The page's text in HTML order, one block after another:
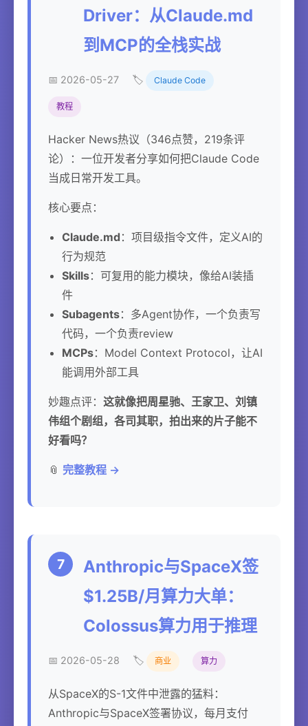
Driver：从Claude.md
到MCP的全栈实战
📅 2026-05-27 🏷️ Claude Code
教程
Hacker News热议（346点赞，219条评
论）：一位开发者分享如何把Claude Code
当成日常开发工具。
核心要点：
Claude.md ：项目级指令文件，定义AI的
行为规范
Skills：可复用的能力模块，像给AI装插
件
Subagents：多Agent协作，一个负责写
代码，一个负责review
MCPs：Model Context Protocol，让AI
能调用外部工具
妙趣点评： 这就像把周星驰、王家卫、刘镇
伟组个剧组，各司其职，拍出来的片子能不
好看吗？
📎 完整教程 →
7
Anthropic与SpaceX签
$1.25B/月算力大单：
Colossus算力用于推理
📅 2026-05-28 🏷️ 商业 算力
从SpaceX的S-1文件中泄露的猛料：
Anthropic与SpaceX签署协议，每月支付